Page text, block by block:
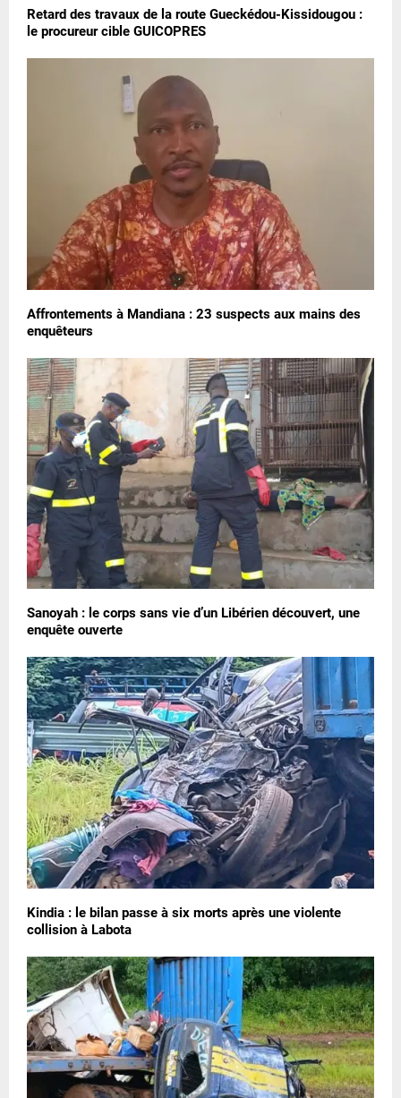
Retard des travaux de la route Gueckédou-Kissidougou :
le procureur cible GUICOPRES
Affrontements à Mandiana : 23 suspects aux mains des
enquêteurs
Sanoyah : le corps sans vie d’un Libérien découvert, une
enquête ouverte
Kindia : le bilan passe à six morts après une violente
collision à Labota